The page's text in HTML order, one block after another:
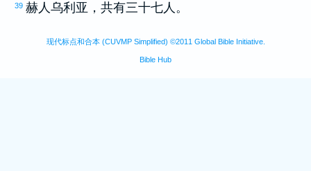
39 赫 人 乌利亚 ，共有三十七人。
现代标点和合本 (CUVMP Simplified) ©2011 Global Bible Initiative.
Bible Hub